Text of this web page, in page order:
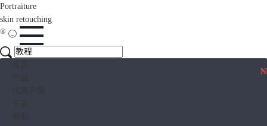
Portraiture
skin retouching
®